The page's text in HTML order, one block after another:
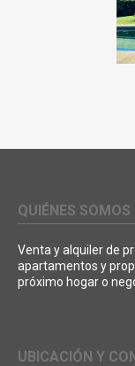
QUIÉNES SOMOS
Venta y alquiler de
apartamentos y
próximo hogar o
UBICACIÓN Y